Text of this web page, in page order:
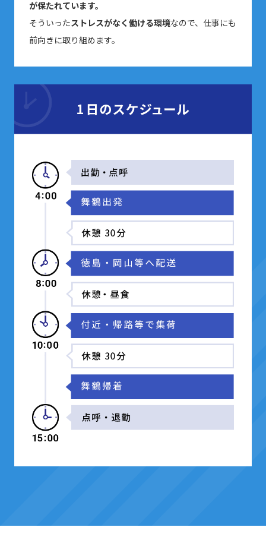
が保たれています。
そういったストレスがなく働ける環境なので、仕事にも
前向きに取り組めます。